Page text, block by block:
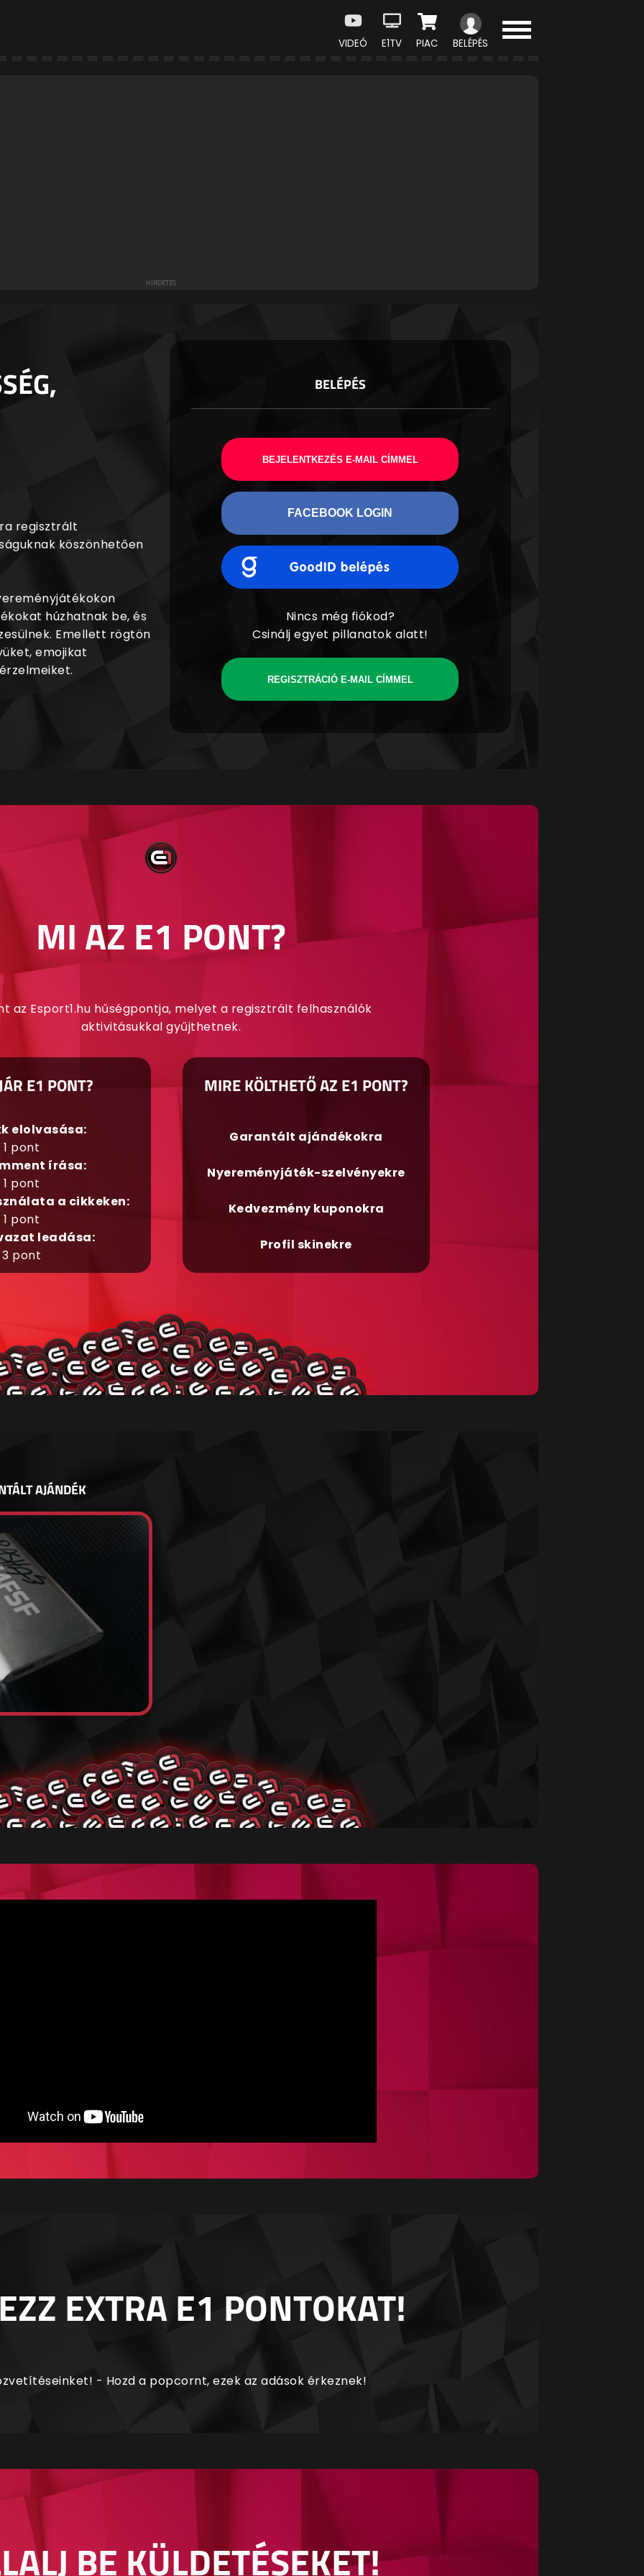
VIDEÓ E1TV PIAC BELÉPÉS
regisztrált
köszönhetően
húzhatnak be, és
Emellett rögtön
emojikat
BELÉPÉS
BEJELENTKEZÉS E-MAIL CÍMMEL
FACEBOOK LOGIN
Nincs még fiókod?
Csinálj egyet pillanatok alatt!
REGISZTRÁCIÓ E-MAIL CÍMMEL
MI AZ E1 PONT?
az Esport1.hu hűségpontja, melyet a regisztrált felhasználók
aktivitásukkal gyűjthetnek.
E1 PONT?
elolvasása:
1 pont
írása:
1 pont
a cikkeken:
1 pont
leadása:
3 pont
MIRE KÖLTHETŐ AZ E1 PONT?
Garantált ajándékokra
Nyereményjáték-szelvényekre
Kedvezmény kuponokra
Profil skinekre
AJÁNDÉK
EXTRA E1 PONTOKAT!
- Hozd a popcornt, ezek az adások érkeznek!
BE KÜLDETÉSEKET!